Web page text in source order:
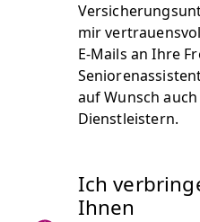
mir
E-Mails an Ihre
auf Wunsch
Dienstleistern.
Ich
Ihnen